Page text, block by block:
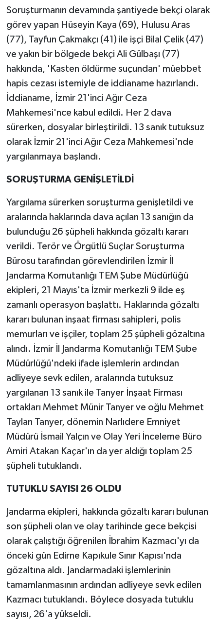
Soruşturmanın devamında şantiyede bekçi olarak
görev yapan Hüseyin Kaya (69), Hulusu Aras
(77), Tayfun Çakmakçı (41) ile işçi Bilal Çelik (47)
ve yakın bir bölgede bekçi Ali Gülbaşı (77)
hakkında, 'Kasten öldürme suçundan' müebbet
hapis cezası istemiyle de iddianame hazırlandı.
İddianame, İzmir 21'inci Ağır Ceza
Mahkemesi'nce kabul edildi. Her 2 dava
sürerken, dosyalar birleştirildi. 13 sanık tutuksuz
olarak İzmir 21'inci Ağır Ceza Mahkemesi'nde
yargılanmaya başlandı.
SORUŞTURMA GENİŞLETİLDİ
Yargılama sürerken soruşturma genişletildi ve
aralarında haklarında dava açılan 13 sanığın da
bulunduğu 26 şüpheli hakkında gözaltı kararı
verildi. Terör ve Örgütlü Suçlar Soruşturma
Bürosu tarafından görevlendirilen İzmir İl
Jandarma Komutanlığı TEM Şube Müdürlüğü
ekipleri, 21 Mayıs'ta İzmir merkezli 9 ilde eş
zamanlı operasyon başlattı. Haklarında gözaltı
kararı bulunan inşaat firması sahipleri, polis
memurları ve işçiler, toplam 25 şüpheli gözaltına
alındı. İzmir İl Jandarma Komutanlığı TEM Şube
Müdürlüğü'ndeki ifade işlemlerin ardından
adliyeye sevk edilen, aralarında tutuksuz
yargılanan 13 sanık ile Tanyer İnşaat Firması
ortakları Mehmet Münir Tanyer ve oğlu Mehmet
Taylan Tanyer, dönemin Narlıdere Emniyet
Müdürü İsmail Yalçın ve Olay Yeri İnceleme Büro
Amiri Atakan Kaçar'ın da yer aldığı toplam 25
şüpheli tutuklandı.
TUTUKLU SAYISI 26 OLDU
Jandarma ekipleri, hakkında gözaltı kararı bulunan
son şüpheli olan ve olay tarihinde gece bekçisi
olarak çalıştığı öğrenilen İbrahim Kazmacı'yı da
önceki gün Edirne Kapıkule Sınır Kapısı'nda
gözaltına aldı. Jandarmadaki işlemlerinin
tamamlanmasının ardından adliyeye sevk edilen
Kazmacı tutuklandı. Böylece dosyada tutuklu
sayısı, 26'a yükseldi.